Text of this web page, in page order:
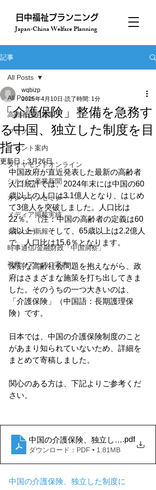
​日中福祉プランニング
Japan-China Welfare Planning
記事
All Posts
高齢者住宅新聞
ブログ
イベント案内
ダイヤモンドオンライン
シルバー産業新聞
オンラインセミナー
メディア掲載実績
シルバー新報
時事通信/金融財政「中国洞察」
視察ツアーのご案内
All Posts
「介護保険」整備を急務す
る中国、独立した制度を目
指す
wqbizp
2025年4月10日 読了時間: 1分
更新日： 3月26日
中国政府が直近発表した最新の高齢者
人口統計では、2024年末には中国の60
歳以上の人口は3.1億人となり、はじめ
て3億人を突破しました。人口比は
22％。（注：中国の高齢者の定義は60
歳以上）。そして、65歳以上は2.2億人
で、人口比は15.6％となります。
深刻な高齢社会問題を抱えながら、政
府はさまざまな施策を打ち出してきま
した。そのうちの一つ大きいのは、
「介護保険」（中国語：長期護理保
険）です。
日本では、中国の介護保険制度のこと
があまり知られていないため、詳細を
まとめて寄稿しました。
関心のある方は、下記よりご参考くだ
さい。
中国の介護保険、独立した制度に
.pdf
ダウンロード：PDF • 1.81MB
中国の介護保険、独立した制度に